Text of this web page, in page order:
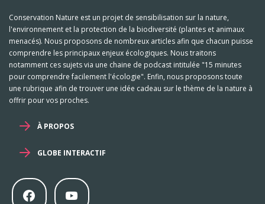
Conservation Nature est un projet de sensibilisation sur la nature,
l'environnement et la protection de la biodiversité (plantes et animaux
menacés). Nous proposons de nombreux articles afin que chacun puisse
comprendre les principaux enjeux écologiques. Nous traitons
notamment ces sujets via une chaine de podcast intitulée "15 minutes
pour comprendre facilement l'écologie". Enfin, nous proposons toute
une rubrique afin de trouver une idée cadeau sur le thème de la nature à
offrir pour vos proches.
À PROPOS
GLOBE INTERACTIF